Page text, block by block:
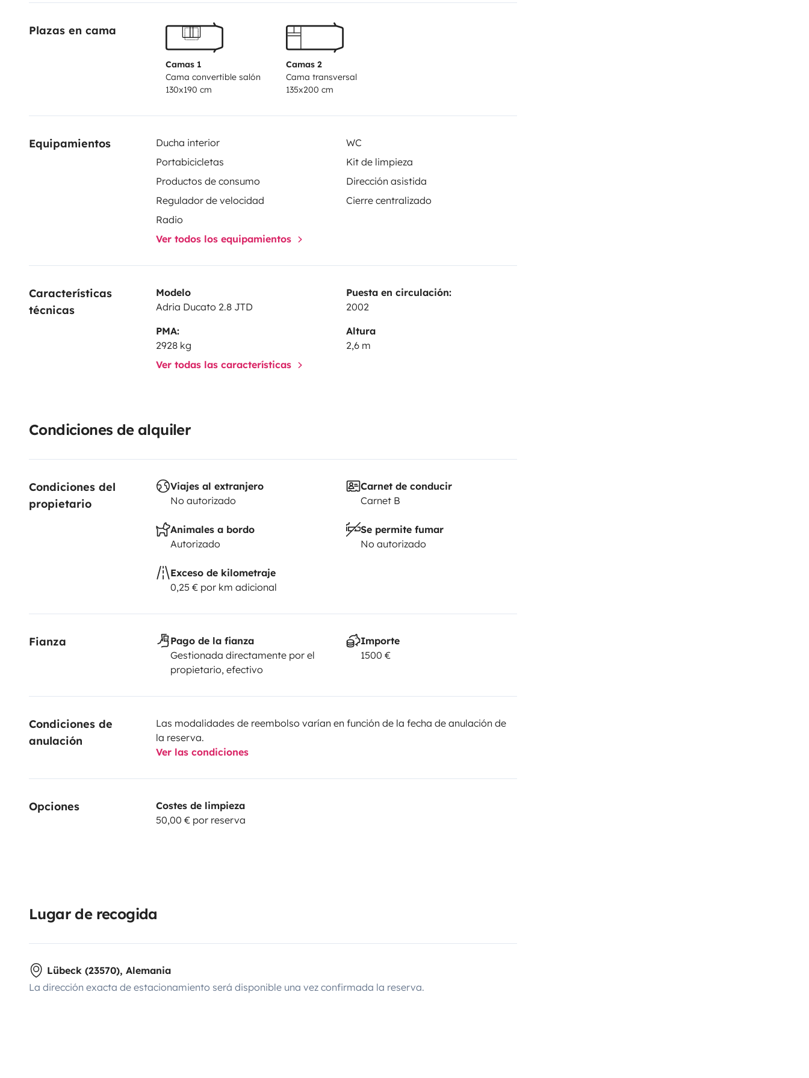
Plazas en cama
Camas 1
Cama convertible salón
130x190 cm
Camas 2
Cama transversal
135x200 cm
Equipamientos Ducha interior
WC
Portabicicletas
Kit de limpieza
Productos de consumo
Dirección asistida
Regulador de velocidad
Cierre centralizado
Radio
Ver todos los equipamientos
Características
técnicas
Modelo
Adria Ducato 2.8 JTD
Puesta en circulación:
2002
PMA:
2928 kg
Altura
2,6 m
Ver todas las características
Condiciones de alquiler
Condiciones del
propietario
Viajes al extranjero
No autorizado
Carnet de conducir
Carnet B
Animales a bordo
Autorizado
Se permite fumar
No autorizado
Exceso de kilometraje
0,25 € por km adicional
Fianza
Pago de la fianza
Gestionada directamente por el
propietario, efectivo
Importe
1500 €
Condiciones de
anulación
Las modalidades de reembolso varían en función de la fecha de anulación de
la reserva.
Ver las condiciones
Opciones
Costes de limpieza
50,00 € por reserva
Lugar de recogida
Lübeck (23570), Alemania
La dirección exacta de estacionamiento será disponible una vez confirmada la reserva.